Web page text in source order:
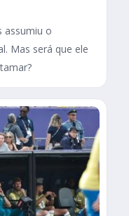
assumiu o
Mas será que ele